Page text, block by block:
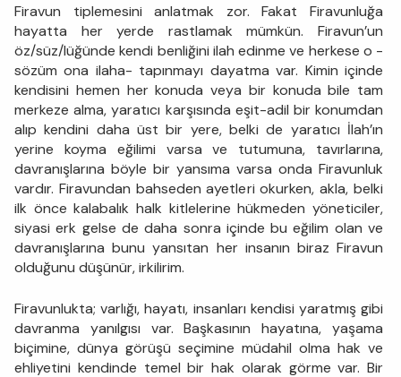
Firavun tiplemesini anlatmak zor. Fakat Firavunluğa
hayatta her yerde rastlamak mümkün. Firavun’un
öz/süz/lüğünde kendi benliğini ilah edinme ve herkese o -
sözüm ona ilaha- tapınmayı dayatma var. Kimin içinde
kendisini hemen her konuda veya bir konuda bile tam
merkeze alma, yaratıcı karşısında eşit-adil bir konumdan
alıp kendini daha üst bir yere, belki de yaratıcı İlah’ın
yerine koyma eğilimi varsa ve tutumuna, tavırlarına,
davranışlarına böyle bir yansıma varsa onda Firavunluk
vardır. Firavundan bahseden ayetleri okurken, akla, belki
ilk önce kalabalık halk kitlelerine hükmeden yöneticiler,
siyasi erk gelse de daha sonra içinde bu eğilim olan ve
davranışlarına bunu yansıtan her insanın biraz Firavun
olduğunu düşünür, irkilirim.
Firavunlukta; varlığı, hayatı, insanları kendisi yaratmış gibi
davranma yanılgısı var. Başkasının hayatına, yaşama
biçimine, dünya görüşü seçimine müdahil olma hak ve
ehliyetini kendinde temel bir hak olarak görme var. Bir